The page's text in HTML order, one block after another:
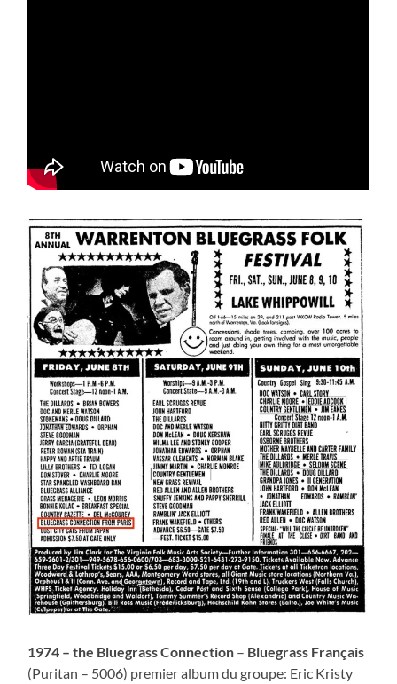
1974 – the Bluegrass Connection – Bluegrass Français
(Puritan – 5006) premier album du groupe: Eric Kristy